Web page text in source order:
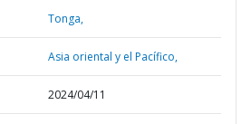
Tonga,
Asia oriental y el Pacífico,
2024/04/11